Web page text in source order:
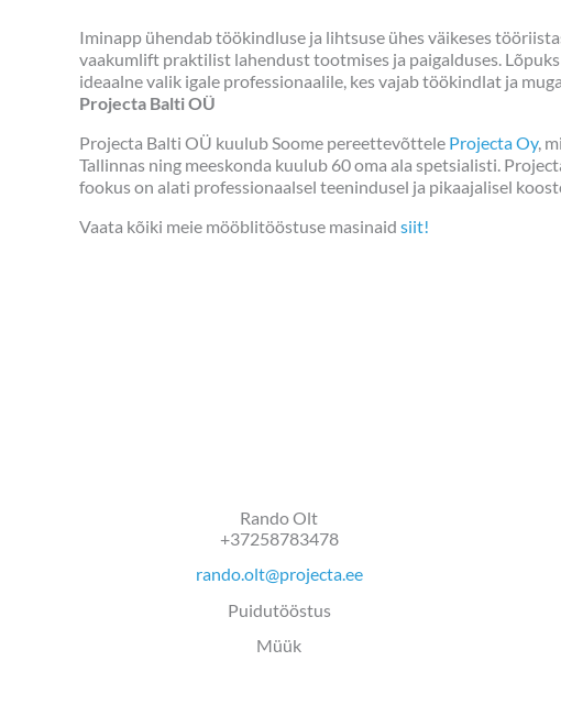
Iminapp ühendab töökindluse ja lihtsuse ühes väikeses
vaakumlift praktilist lahendust tootmises ja paigalduses.
ideaalne valik igale professionaalile, kes vajab töökindlat ja
Projecta Balti OÜ
Projecta Balti OÜ kuulub Soome pereettevõttele Projecta Oy,
Tallinnas ning meeskonda kuulub 60 oma ala spetsialisti.
fookus on alati professionaalsel teenindusel ja pikaajalisel
Vaata kõiki meie mööblitööstuse masinaid siit!
Rando Olt
+37258783478
rando.olt@projecta.ee
Puidutööstus
Müük